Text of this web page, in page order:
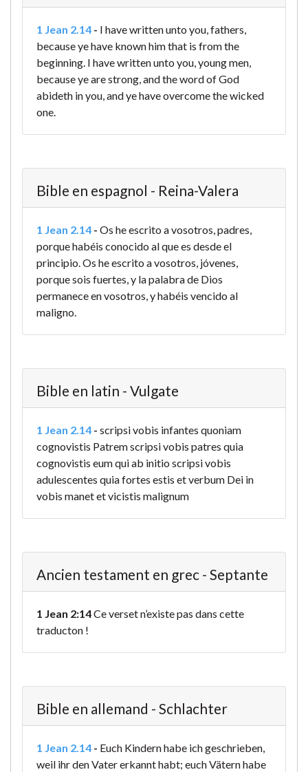
1 Jean 2.14 - I have written unto you, fathers,
because ye have known him that is from the
beginning. I have written unto you, young men,
because ye are strong, and the word of God
abideth in you, and ye have overcome the wicked
one.
Bible en espagnol - Reina-Valera
1 Jean 2.14 - Os he escrito a vosotros, padres,
porque habéis conocido al que es desde el
principio. Os he escrito a vosotros, jóvenes,
porque sois fuertes, y la palabra de Dios
permanece en vosotros, y habéis vencido al
maligno.
Bible en latin - Vulgate
1 Jean 2.14 - scripsi vobis infantes quoniam
cognovistis Patrem scripsi vobis patres quia
cognovistis eum qui ab initio scripsi vobis
adulescentes quia fortes estis et verbum Dei in
vobis manet et vicistis malignum
Ancien testament en grec - Septante
1 Jean 2:14Ce verset n’existe pas dans cette
traducton !
Bible en allemand - Schlachter
1 Jean 2.14 - Euch Kindern habe ich geschrieben,
weil ihr den Vater erkannt habt; euch Vätern habe